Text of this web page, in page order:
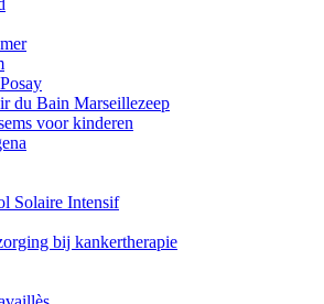
du Bain Marseillezeep
voor kinderen
Solaire Intensif
bij kankertherapie